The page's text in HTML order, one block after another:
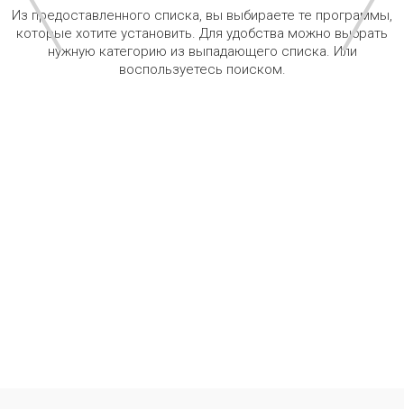
Из предоставленного списка, вы выбираете те программы,
которые хотите установить. Для удобства можно выбрать
нужную категорию из выпадающего списка. Или
воспользуетесь поиском.